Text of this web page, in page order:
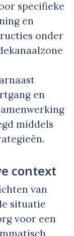
specifieke
en
onder
en
middels
context
van
situatie
voor een